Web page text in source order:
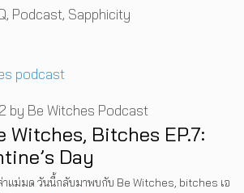
, Podcast, Sapphicity
Bitches EP.7:
Day
by Be Witches Podcast
าแม่มด วันนี้กลับมาพบกับ Be Witches, bitches เอ